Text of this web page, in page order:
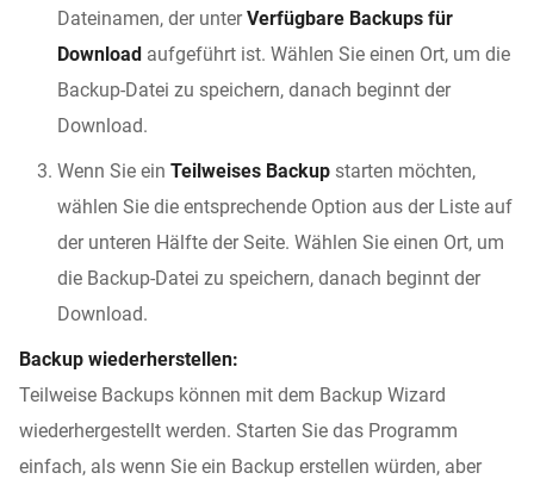
Dateinamen, der unterVerfügbare Backups für
Download aufgeführt ist. Wählen Sie einen Ort, um die
Backup-Datei zu speichern, danach beginnt der
Download.
Wenn Sie ein Teilweises Backup starten möchten,
wählen Sie die entsprechende Option aus der Liste auf
der unteren Hälfte der Seite. Wählen Sie einen Ort, um
die Backup-Datei zu speichern, danach beginnt der
Download.
Backup wiederherstellen:
Teilweise Backups können mit dem Backup Wizard
wiederhergestellt werden. Starten Sie das Programm
einfach, als wenn Sie ein Backup erstellen würden, aber